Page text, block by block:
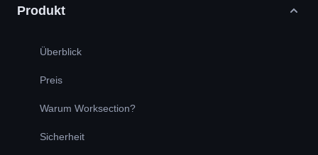
Produkt
Überblick
Preis
Warum Worksection?
Sicherheit